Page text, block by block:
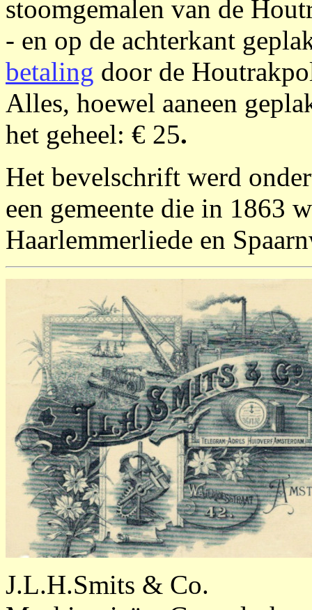
stoomgemalen van de
- en op de achterkant
betaling door de
Alles, hoewel aaneen
het geheel: € 25.
Het bevelschrift werd
een gemeente die in 1863
Haarlemmerliede en
J.L.H.Smits & Co.